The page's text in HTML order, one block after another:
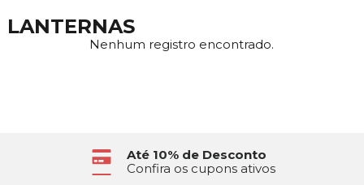
LANTERNAS
Nenhum registro encontrado.
Até 10% de Desconto
Confira os cupons ativos